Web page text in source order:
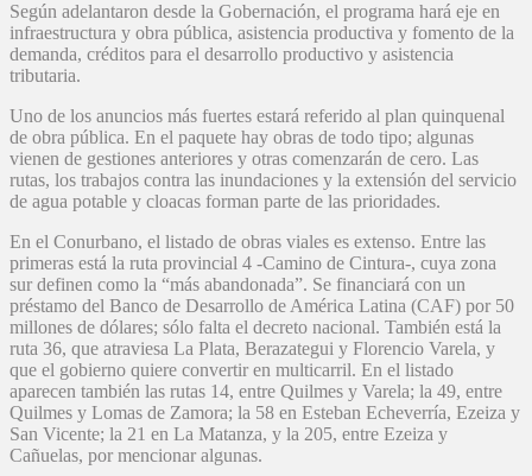
Según adelantaron desde la Gobernación, el programa hará eje en
infraestructura y obra pública, asistencia productiva y fomento de la
demanda, créditos para el desarrollo productivo y asistencia
tributaria.
Uno de los anuncios más fuertes estará referido al plan quinquenal
de obra pública. En el paquete hay obras de todo tipo; algunas
vienen de gestiones anteriores y otras comenzarán de cero. Las
rutas, los trabajos contra las inundaciones y la extensión del servicio
de agua potable y cloacas forman parte de las prioridades.
En el Conurbano, el listado de obras viales es extenso. Entre las
primeras está la ruta provincial 4 -Camino de Cintura-, cuya zona
sur definen como la “más abandonada”. Se financiará con un
préstamo del Banco de Desarrollo de América Latina (CAF) por 50
millones de dólares; sólo falta el decreto nacional. También está la
ruta 36, que atraviesa La Plata, Berazategui y Florencio Varela, y
que el gobierno quiere convertir en multicarril. En el listado
aparecen también las rutas 14, entre Quilmes y Varela; la 49, entre
Quilmes y Lomas de Zamora; la 58 en Esteban Echeverría, Ezeiza y
San Vicente; la 21 en La Matanza, y la 205, entre Ezeiza y
Cañuelas, por mencionar algunas.